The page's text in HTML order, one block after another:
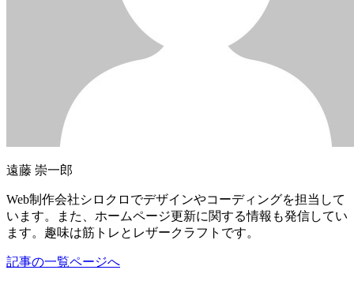
遠藤 崇一郎
Web制作会社シロクロでデザインやコーディングを担当して
います。また、ホームページ更新に関する情報も発信してい
ます。趣味は筋トレとレザークラフトです。
記事の一覧ページへ